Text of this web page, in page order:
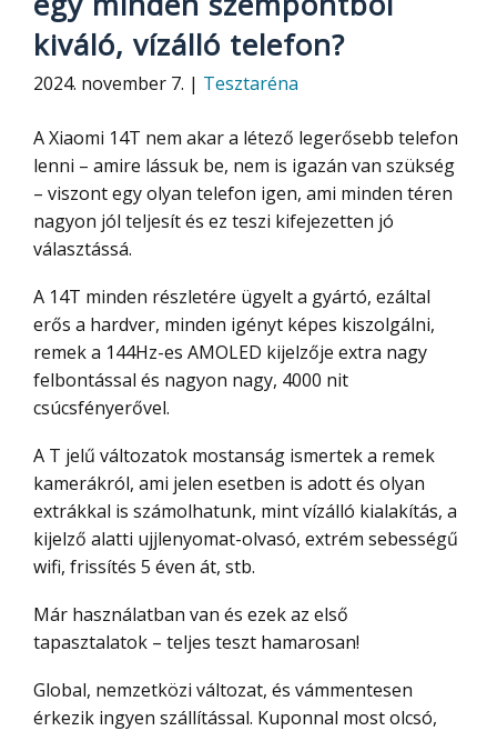
kiváló, vízálló telefon?
2024. november 7. | Tesztaréna
A Xiaomi 14T nem akar a létező legerősebb telefon
lenni – amire lássuk be, nem is igazán van szükség
– viszont egy olyan telefon igen, ami minden téren
nagyon jól teljesít és ez teszi kifejezetten jó
választássá.
A 14T minden részletére ügyelt a gyártó, ezáltal
erős a hardver, minden igényt képes kiszolgálni,
remek a 144Hz-es AMOLED kijelzője extra nagy
felbontással és nagyon nagy, 4000 nit
csúcsfényerővel.
A T jelű változatok mostanság ismertek a remek
kamerákról, ami jelen esetben is adott és olyan
extrákkal is számolhatunk, mint vízálló kialakítás, a
kijelző alatti ujjlenyomat-olvasó, extrém sebességű
wifi, frissítés 5 éven át, stb.
Már használatban van és ezek az első
tapasztalatok – teljes teszt hamarosan!
Global, nemzetközi változat, és vámmentesen
érkezik ingyen szállítással. Kuponnal most olcsó,